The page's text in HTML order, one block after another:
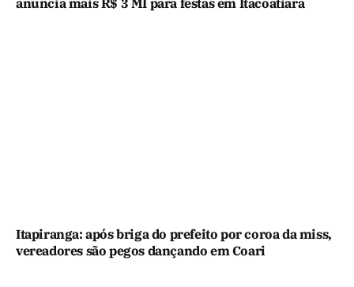
Itapiranga: após briga do prefeito por coroa da miss,
vereadores são pegos dançando em Coari